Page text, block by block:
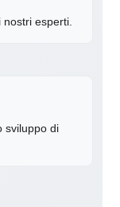
esperti.
sviluppo di